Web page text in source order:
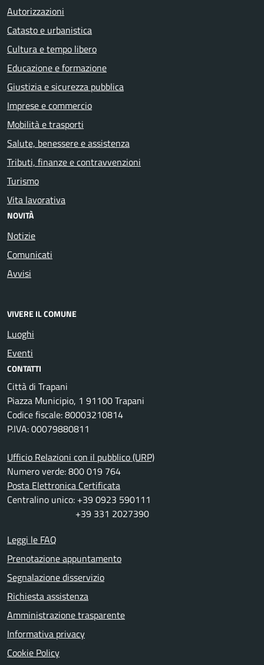
Autorizzazioni
Catasto e urbanistica
Cultura e tempo libero
Educazione e formazione
Giustizia e sicurezza pubblica
Imprese e commercio
Mobilità e trasporti
Salute, benessere e assistenza
Tributi, finanze e contravvenzioni
Turismo
Vita lavorativa
NOVITÀ
Notizie
Comunicati
Avvisi
VIVERE IL COMUNE
Luoghi
Eventi
CONTATTI
Città di Trapani
Piazza Municipio, 1 91100 Trapani
Codice fiscale: 80003210814
P.IVA: 00079880811
Ufficio Relazioni con il pubblico (URP)
Numero verde: 800 019 764
Posta Elettronica Certificata
Centralino unico: +39 0923 590111
+39 331 2027390
Leggi le FAQ
Prenotazione appuntamento
Segnalazione disservizio
Richiesta assistenza
Amministrazione trasparente
Informativa privacy
Cookie Policy